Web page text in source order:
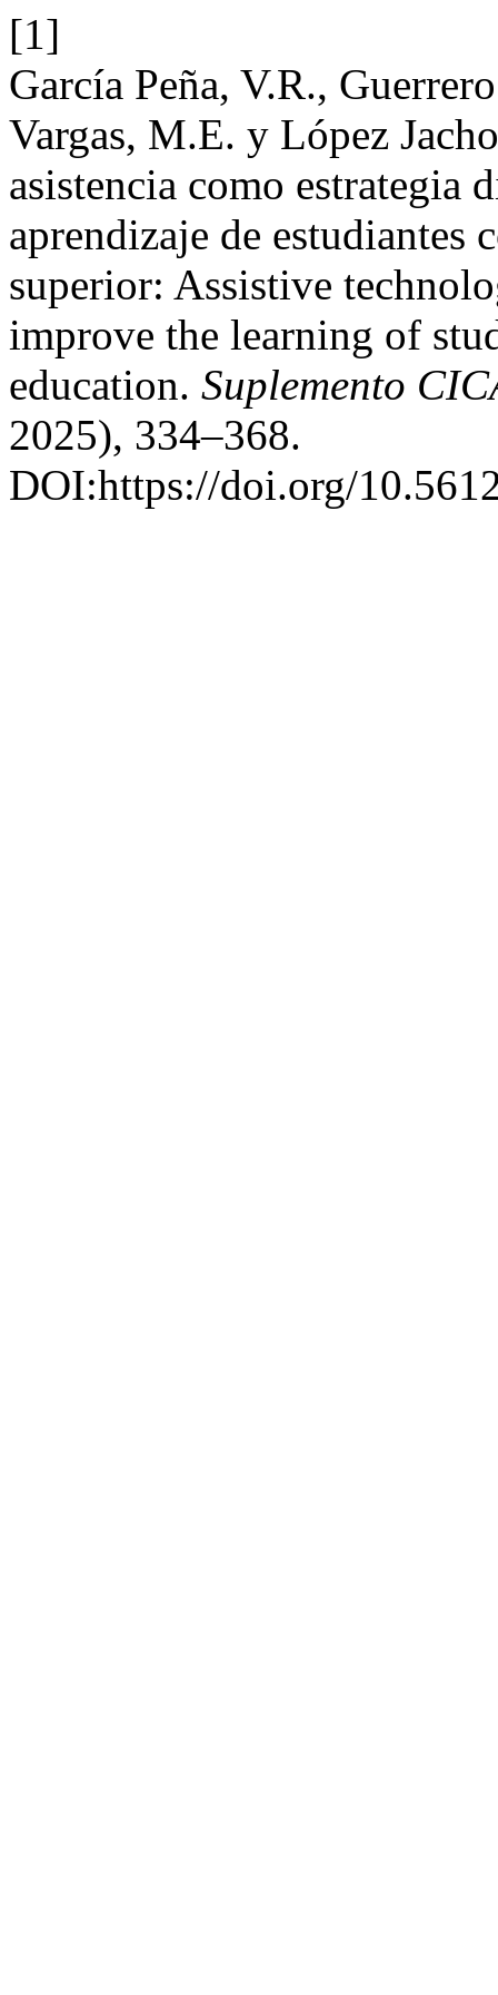
[1]
García Peña, V.R.,
Vargas, M.E. y López
asistencia como estrategia
aprendizaje de estudiantes
superior: Assistive
improve the learning of
education. Suplemento
2025), 334–368.
DOI:https://doi.org/